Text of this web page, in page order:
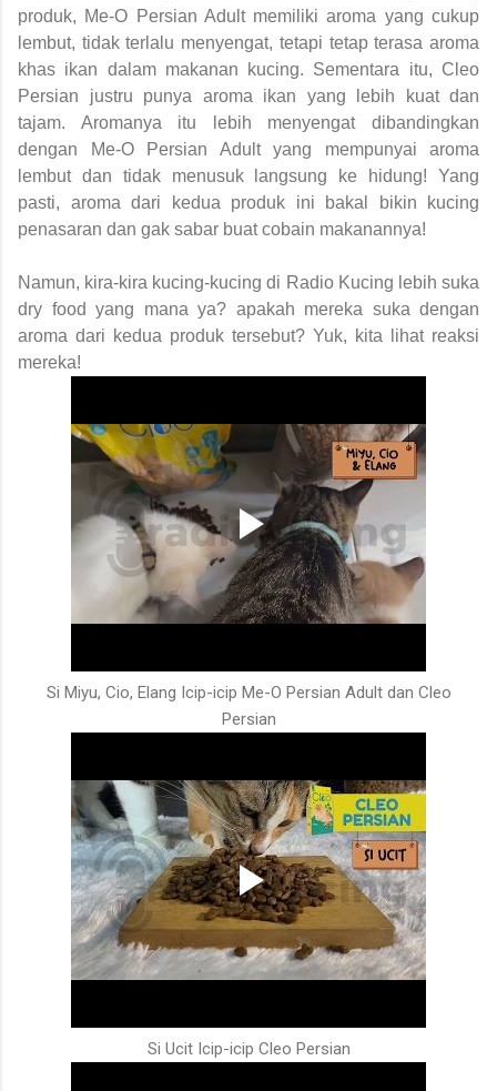
produk, Me-O Persian Adult memiliki aroma yang cukup
lembut, tidak terlalu menyengat, tetapi tetap terasa aroma
khas ikan dalam makanan kucing. Sementara itu, Cleo
Persian justru punya aroma ikan yang lebih kuat dan
tajam. Aromanya itu lebih menyengat dibandingkan
dengan Me-O Persian Adult yang mempunyai aroma
lembut dan tidak menusuk langsung ke hidung! Yang
pasti, aroma dari kedua produk ini bakal bikin kucing
penasaran dan gak sabar buat cobain makanannya!
Namun, kira-kira kucing-kucing di Radio Kucing lebih suka
dry food yang mana ya? apakah mereka suka dengan
aroma dari kedua produk tersebut? Yuk, kita lihat reaksi
mereka!
Si Miyu, Cio, Elang Icip-icip Me-O Persian Adult dan Cleo
Persian
Si Ucit Icip-icip Cleo Persian